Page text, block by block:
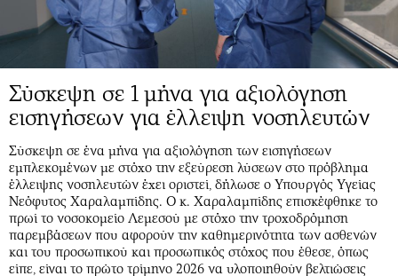
Σύσκεψη σε 1 μήνα για αξιολόγηση
εισηγήσεων για έλλειψη νοσηλευτών
Σύσκεψη σε ένα μήνα για αξιολόγηση των εισηγήσεων
εμπλεκομένων με στόχο την εξεύρεση λύσεων στο πρόβλημα
έλλειψης νοσηλευτών έχει οριστεί, δήλωσε ο Υπουργός Υγείας
Νεόφυτος Χαραλαμπίδης. Ο κ. Χαραλαμπίδης επισκέφθηκε το
πρωί το νοσοκομείο Λεμεσού με στόχο την τροχοδρόμηση
παρεμβάσεων που αφορούν την καθημερινότητα των ασθενών
και του προσωπικού και προσωπικός στόχος που έθεσε, όπως
είπε, είναι το πρώτο τρίμηνο 2026 να υλοποιηθούν βελτιώσεις